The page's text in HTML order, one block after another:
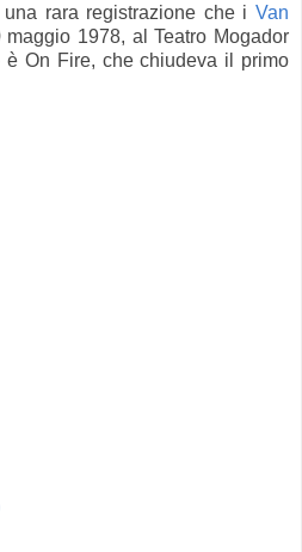
rara registrazione che i Van
1978, al Teatro Mogador
On Fire, che chiudeva il primo